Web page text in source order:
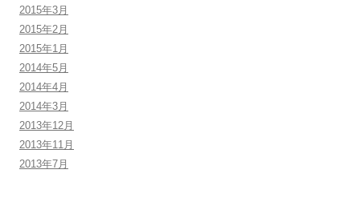
2015年3月
2015年2月
2015年1月
2014年5月
2014年4月
2014年3月
2013年12月
2013年11月
2013年7月